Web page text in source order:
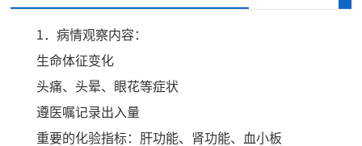
1．病情观察内容：
生命体征变化
头痛、头晕、眼花等症状
遵医嘱记录出入量
重要的化验指标：肝功能、肾功能、血小板